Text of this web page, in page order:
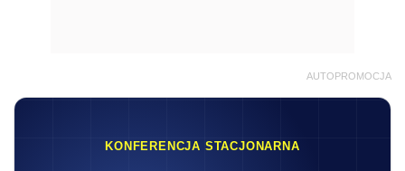
AUTOPROMOCJA
KONFERENCJA STACJONARNA